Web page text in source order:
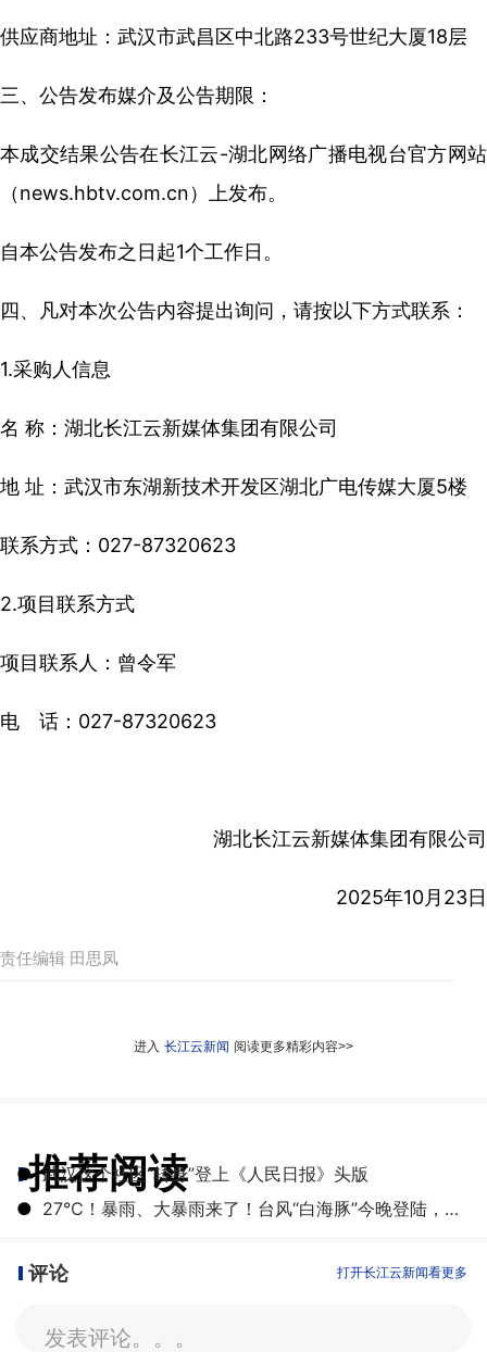
供应商地址：武汉市武昌区中北路233号世纪大厦18层
三、公告发布媒介及公告期限：
本成交结果公告在长江云-湖北网络广播电视台官方网站
（news.hbtv.com.cn）上发布。
自本公告发布之日起1个工作日。
四、凡对本次公告内容提出询问，请按以下方式联系：
1.采购人信息
名 称：湖北长江云新媒体集团有限公司
地 址：武汉市东湖新技术开发区湖北广电传媒大厦5楼
联系方式：027-87320623
2.项目联系方式
项目联系人：曾令军
电 话：027-87320623
湖北长江云新媒体集团有限公司
2025年10月23日
责任编辑 田思凤
进入 长江云新闻 阅读更多精彩内容>>
推荐阅读
● 武汉这个社区“转身”登上《人民日报》头版
●
27℃！暴雨、大暴雨来了！台风“白海豚”今晚登陆，湖北开启降雨降温模式
评论 打开长江云新闻看更多
发表评论。。。